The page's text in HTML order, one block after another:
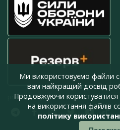
press@armyinform.com.ua
Ми використовуємо файли
вам найкращий досвід
Продовжуючи користуватися
на використання файлів
політику